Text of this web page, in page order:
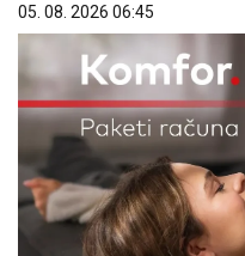
05. 08. 2026 06:45